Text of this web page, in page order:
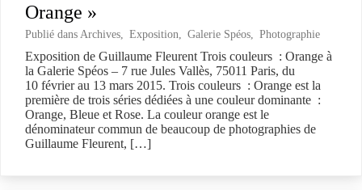
Orange »
Publié dans Archives, Exposition, Galerie Spéos, Photographie
Exposition de Guillaume Fleurent Trois couleurs : Orange à
la Galerie Spéos – 7 rue Jules Vallès, 75011 Paris, du
10 février au 13 mars 2015. Trois couleurs : Orange est la
première de trois séries dédiées à une couleur dominante :
Orange, Bleue et Rose. La couleur orange est le
dénominateur commun de beaucoup de photographies de
Guillaume Fleurent, […]